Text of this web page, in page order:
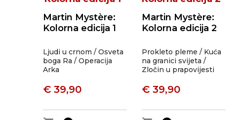
Martin Mystère:
Kolorna edicija 1
Ljudi u crnom / Osveta
boga Ra / Operacija
Arka
€ 39,90
Martin Mystère:
Kolorna edicija 2
Prokleto pleme / Kuća
na granici svijeta /
Zločin u prapovijesti
€ 39,90